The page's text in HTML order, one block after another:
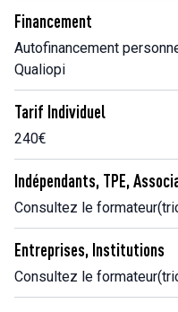
Financement
Autofinancement
Qualiopi
Tarif Individuel
240€
Indépendants, TPE,
Consultez le
Entreprises, Institutions
Consultez le